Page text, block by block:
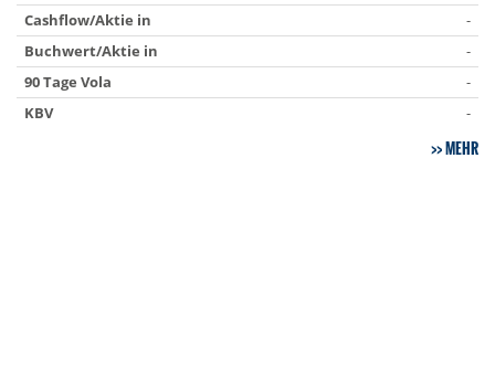
Cashflow/Aktie in
-
Buchwert/Aktie in
-
90 Tage Vola
-
KBV
-
MEHR